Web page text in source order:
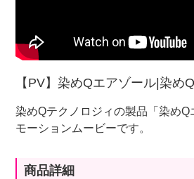
【PV】染めQエアゾール|染め
染めQテクノロジィの製品「染めQ
モーションムービーです。
商品詳細